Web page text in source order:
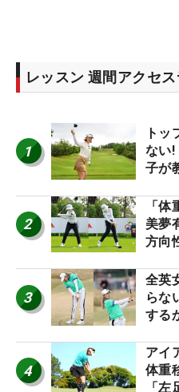
レッスン 週間アクセ
1
ト
ない
子が
2
「
美夢
方向
3
全英
らな
する
4
アイ
体重
「